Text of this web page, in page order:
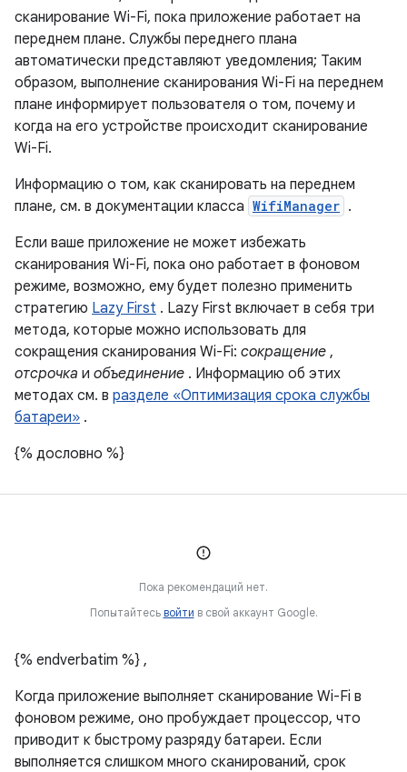
сканирование Wi-Fi, пока приложение работает на
переднем плане. Службы переднего плана
автоматически представляют уведомления; Таким
образом, выполнение сканирования Wi-Fi на переднем
плане информирует пользователя о том, почему и
когда на его устройстве происходит сканирование
Wi-Fi.
Информацию о том, как сканировать на переднем
плане, см. в документации класса WifiManager .
Если ваше приложение не может избежать
сканирования Wi-Fi, пока оно работает в фоновом
режиме, возможно, ему будет полезно применить
стратегию Lazy First . Lazy First включает в себя три
метода, которые можно использовать для
сокращения сканирования Wi-Fi: сокращение ,
отсрочка и объединение . Информацию об этих
методах см. в разделе «Оптимизация срока службы
батареи» .
{% дословно %}
Пока рекомендаций нет.
Попытайтесь войти в свой аккаунт Google.
{% endverbatim %} ,
Когда приложение выполняет сканирование Wi-Fi в
фоновом режиме, оно пробуждает процессор, что
приводит к быстрому разряду батареи. Если
выполняется слишком много сканирований, срок